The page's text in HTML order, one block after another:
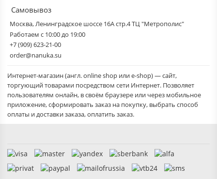
Самовывоз
Москва, Ленинградское шоссе 16А стр.4 ТЦ "Метрополис"
Работаем с 10:00 до 19:00
+7 (909) 623-21-00
order@nanuka.su
Интернет-магазин (англ. online shop или e-shop) — сайт,
торгующий товарами посредством сети Интернет. Позволяет
пользователям онлайн, в своём браузере или через мобильное
приложение, сформировать заказ на покупку, выбрать способ
оплаты и доставки заказа, оплатить заказ.